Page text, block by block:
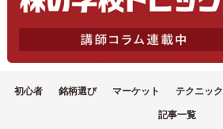
初心者 銘柄選び マーケット テクニック
記事一覧